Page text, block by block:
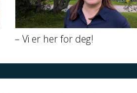
– Vi er her for deg!